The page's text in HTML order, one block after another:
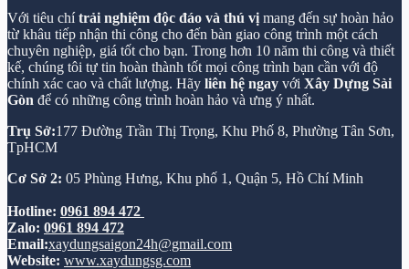
Với tiêu chítrải nghiệm độc đáo và thú vị mang đến sự hoàn hảo
từ khâu tiếp nhận thi công cho đến bàn giao công trình một cách
chuyên nghiệp, giá tốt cho bạn. Trong hơn 10 năm thi công và thiết
kế, chúng tôi tự tin hoàn thành tốt mọi công trình bạn cần với độ
chính xác cao và chất lượng. Hãy liên hệ ngay với Xây Dựng Sài
Gòn để có những công trình hoàn hảo và ưng ý nhất.
Trụ Sở:177 Đường Trần Thị Trọng, Khu Phố 8, Phường Tân Sơn,
TpHCM
Cơ Sở 2: 05 Phùng Hưng, Khu phố 1, Quận 5, Hồ Chí Minh
Hotline: 0961 894 472
Zalo: 0961 894 472
Email:xaydungsaigon24h@gmail.com
Website: www.xaydungsg.com